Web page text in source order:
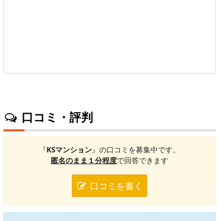
口コミ・評判
『KSマンション』の口コミを募集中です。
匿名のまま１分程度で回答できます
口コミを書く